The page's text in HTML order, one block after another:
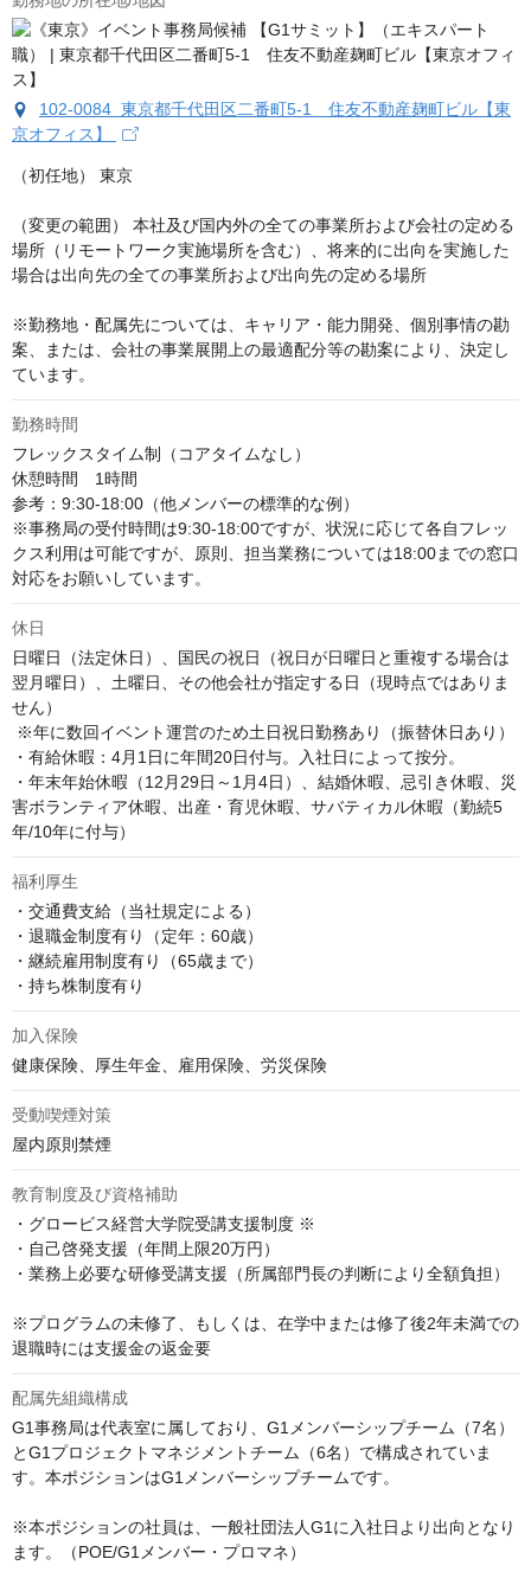
102-0084 東京都千代田区二番町5-1 住友不動産麹町ビル【東
京オフィス】
（初任地） 東京
（変更の範囲） 本社及び国内外の全ての事業所および会社の定める
場所（リモートワーク実施場所を含む）、将来的に出向を実施した
場合は出向先の全ての事業所および出向先の定める場所
※勤務地・配属先については、キャリア・能力開発、個別事情の勘
案、または、会社の事業展開上の最適配分等の勘案により、決定し
ています。
勤務時間
フレックスタイム制（コアタイムなし）
休憩時間　1時間
参考：9:30-18:00（他メンバーの標準的な例）
※事務局の受付時間は9:30-18:00ですが、状況に応じて各自フレッ
クス利用は可能ですが、原則、担当業務については18:00までの窓口
対応をお願いしています。
休日
日曜日（法定休日）、国民の祝日（祝日が日曜日と重複する場合は
翌月曜日）、土曜日、その他会社が指定する日（現時点ではありま
せん）
※年に数回イベント運営のため土日祝日勤務あり（振替休日あり）
・有給休暇：4月1日に年間20日付与。入社日によって按分。
・年末年始休暇（12月29日～1月4日）、結婚休暇、忌引き休暇、災
害ボランティア休暇、出産・育児休暇、サバティカル休暇（勤続5
年/10年に付与）
福利厚生
・交通費支給（当社規定による）
・退職金制度有り（定年：60歳）
・継続雇用制度有り（65歳まで）
・持ち株制度有り
加入保険
健康保険、厚生年金、雇用保険、労災保険
受動喫煙対策
屋内原則禁煙
教育制度及び資格補助
・グロービス経営大学院受講支援制度 ※
・自己啓発支援（年間上限20万円）
・業務上必要な研修受講支援（所属部門長の判断により全額負担）
※プログラムの未修了、もしくは、在学中または修了後2年未満での
退職時には支援金の返金要
配属先組織構成
G1事務局は代表室に属しており、G1メンバーシップチーム（7名）
とG1プロジェクトマネジメントチーム（6名）で構成されていま
す。本ポジションはG1メンバーシップチームです。
※本ポジションの社員は、一般社団法人G1に入社日より出向となり
ます。（POE/G1メンバー・プロマネ）